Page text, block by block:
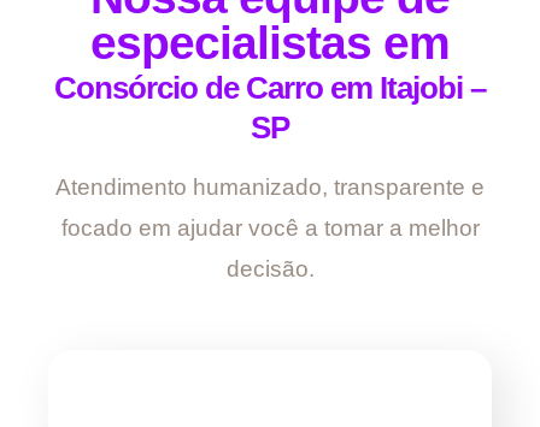
especialistas em
Consórcio de Carro em Itajobi –
SP
Atendimento humanizado, transparente e
focado em ajudar você a tomar a melhor
decisão.